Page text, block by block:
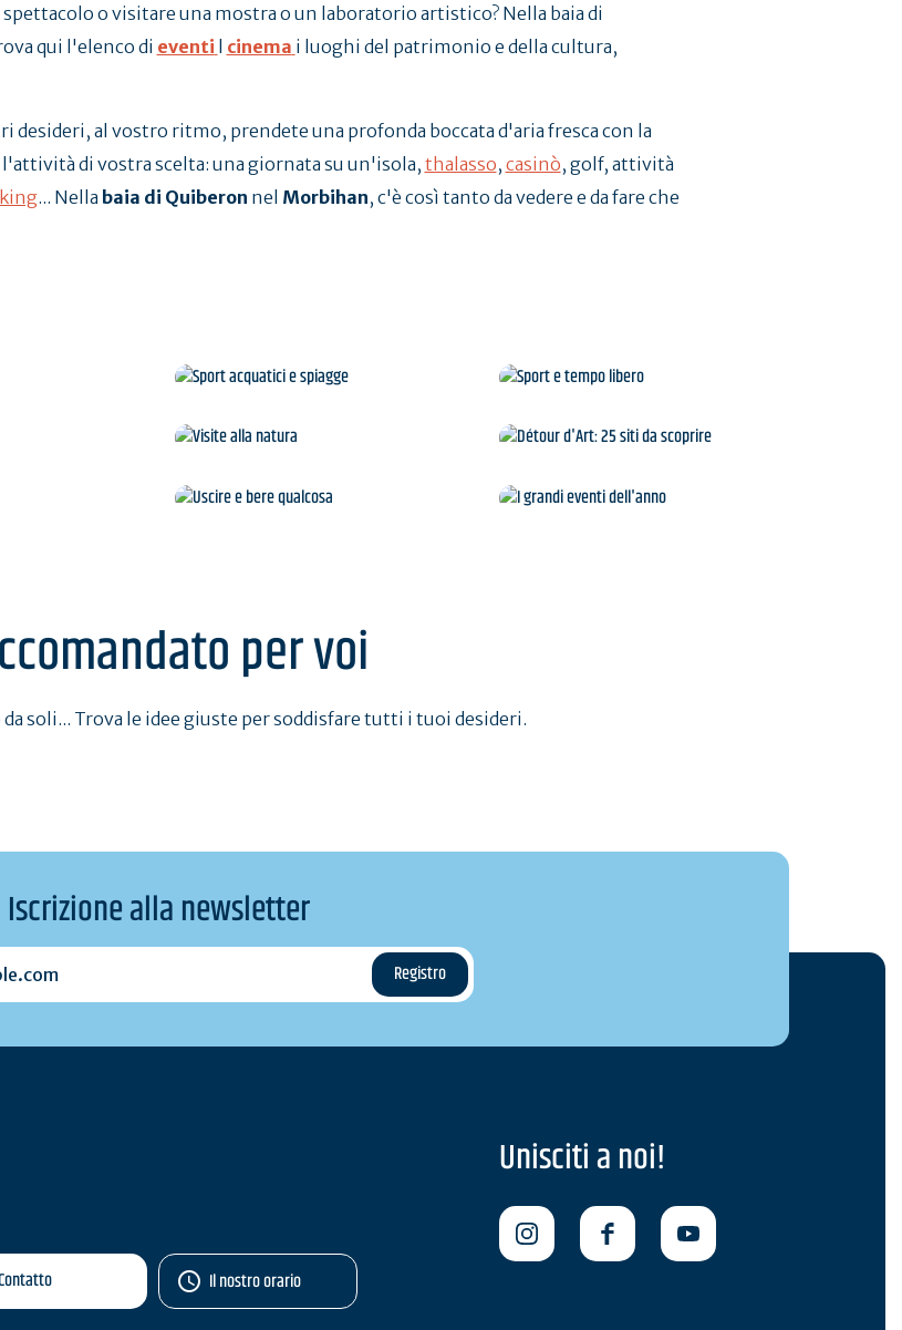
o visitare una mostra o un laboratorio artistico? Nella baia di
qui l'elenco di eventi l cinema i luoghi del patrimonio e della cultura,
desideri, al vostro ritmo, prendete una profonda boccata d'aria fresca con la
l'attività di vostra scelta: una giornata su un'isola,thalasso, casinò, golf, attività
... Nella baia di Quiberon nel Morbihan, c'è così tanto da vedere e da fare che
Sport acquatici e spiagge
Sport e tempo libero
Visite alla natura
Détour d'Art: 25 siti da
per voi
soli... Trova le idee giuste per soddisfare tutti i tuoi desideri.
Iscrizione alla newsletter
Il nostro orario
Unisciti a noi!